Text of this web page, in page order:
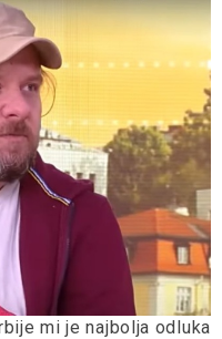
mi je najbolja odluka